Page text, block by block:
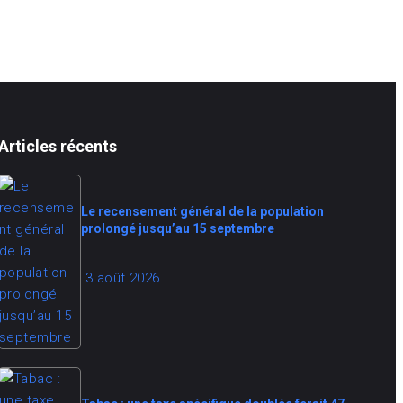
récents
Le recensement général de la population
prolongé jusqu’au 15 septembre
3 août 2026